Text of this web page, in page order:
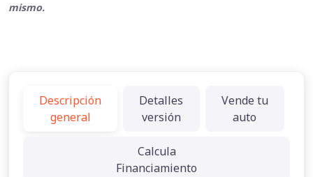
mismo.
Descripción
general
Detalles
versión
Vende tu
auto
Calcula
Financiamiento